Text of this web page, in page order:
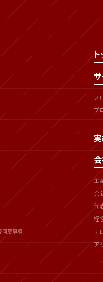
プ
プ
企
会
代
経
ナ
ア
同意事項